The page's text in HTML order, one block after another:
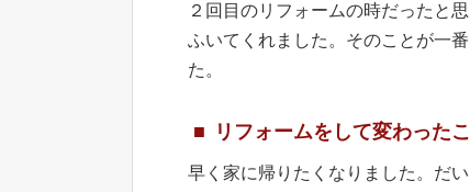
２回目のリフォームの時だったと
ふいてくれました。そのことが一
た。
リフォームをして変わった
早く家に帰りたくなりました。だ